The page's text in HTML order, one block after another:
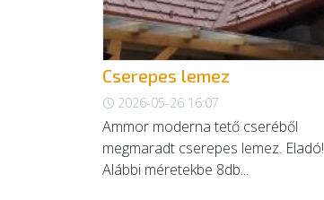
Cserepes lemez
2026-05-26 16:07
Ammor moderna tető cseréből
megmaradt cserepes lemez. Eladó!
Alábbi méretekbe 8db...